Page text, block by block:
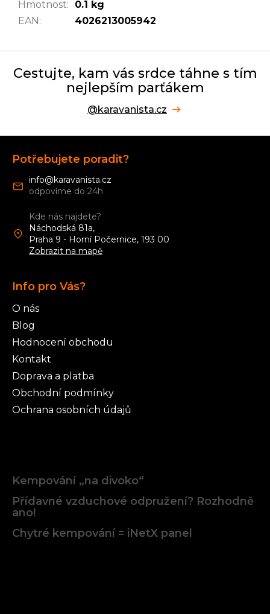
Hmotnost:
0.1 kg
EAN: 4026213005942
Cestujte, kam vás srdce táhne s tím
nejlepším parťákem
@karavanista.cz
Potřebujete poradit?
info@karavanista.cz
Kde nás najdete?
Náchodská 81a,
Praha 9 - Horní Počernice, 193 00
Zobrazit na mapě
Info pro Vás?
O nás
Blog
Hodnocení obchodu
Kontakt
Doprava a platba
Obchodní podmínky
Ochrana osobních údajů
Kempování „na divoko“
Přídavné vzduchové odpružení? Rozhodně
ano!
Chytré kempování = iNetX panel